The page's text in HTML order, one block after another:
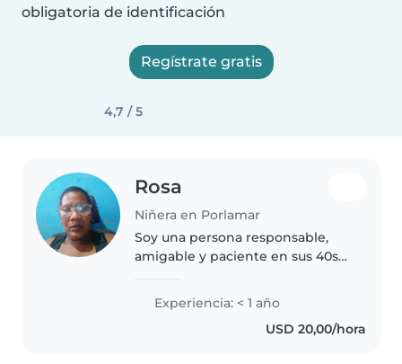
obligatoria de identificación
Regístrate gratis
4,7 / 5
Rosa
Niñera en Porlamar
Soy una persona responsable,
amigable y paciente en sus 40s
Me encanta leer a los niños y
estoy cómoda con las labores del
hogar. Me gustaría cuidar a tu..
Experiencia: < 1 año
USD 20,00/hora